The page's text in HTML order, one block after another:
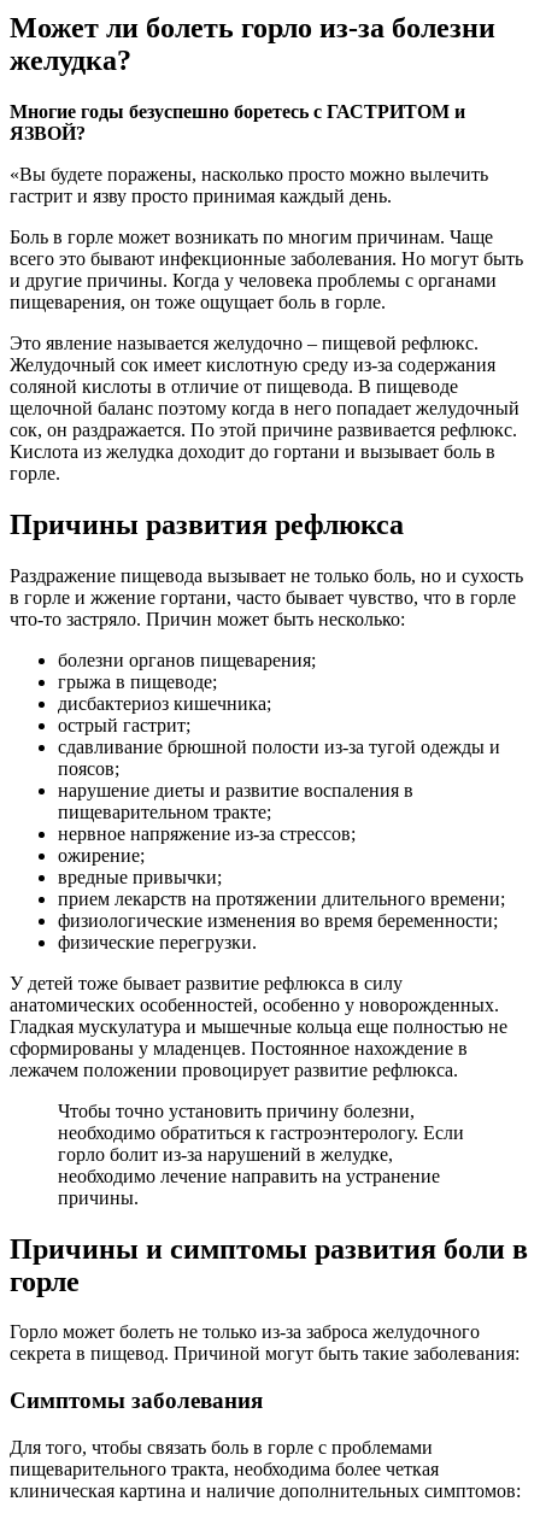
Может ли болеть горло из-за болезни
желудка?
Многие годы безуспешно боретесь с ГАСТРИТОМ и
ЯЗВОЙ?
«Вы будете поражены, насколько просто можно вылечить
гастрит и язву просто принимая каждый день.
Боль в горле может возникать по многим причинам. Чаще
всего это бывают инфекционные заболевания. Но могут быть
и другие причины. Когда у человека проблемы с органами
пищеварения, он тоже ощущает боль в горле.
Это явление называется желудочно – пищевой рефлюкс.
Желудочный сок имеет кислотную среду из-за содержания
соляной кислоты в отличие от пищевода. В пищеводе
щелочной баланс поэтому когда в него попадает желудочный
сок, он раздражается. По этой причине развивается рефлюкс.
Кислота из желудка доходит до гортани и вызывает боль в
горле.
Причины развития рефлюкса
Раздражение пищевода вызывает не только боль, но и сухость
в горле и жжение гортани, часто бывает чувство, что в горле
что-то застряло. Причин может быть несколько:
болезни органов пищеварения;
грыжа в пищеводе;
дисбактериоз кишечника;
острый гастрит;
сдавливание брюшной полости из-за тугой одежды и
поясов;
нарушение диеты и развитие воспаления в
пищеварительном тракте;
нервное напряжение из-за стрессов;
ожирение;
вредные привычки;
прием лекарств на протяжении длительного времени;
физиологические изменения во время беременности;
физические перегрузки.
У детей тоже бывает развитие рефлюкса в силу
анатомических особенностей, особенно у новорожденных.
Гладкая мускулатура и мышечные кольца еще полностью не
сформированы у младенцев. Постоянное нахождение в
лежачем положении провоцирует развитие рефлюкса.
Чтобы точно установить причину болезни,
необходимо обратиться к гастроэнтерологу. Если
горло болит из-за нарушений в желудке,
необходимо лечение направить на устранение
причины.
Причины и симптомы развития боли в
горле
Горло может болеть не только из-за заброса желудочного
секрета в пищевод. Причиной могут быть такие заболевания:
Симптомы заболевания
Для того, чтобы связать боль в горле с проблемами
пищеварительного тракта, необходима более четкая
клиническая картина и наличие дополнительных симптомов: